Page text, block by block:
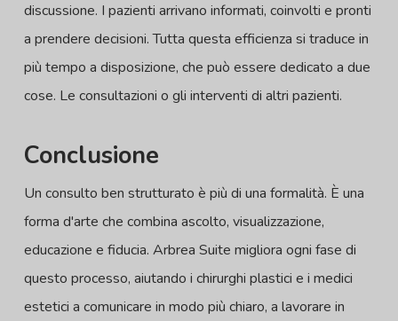
discussione. I pazienti arrivano informati, coinvolti e pronti
a prendere decisioni. Tutta questa efficienza si traduce in
più tempo a disposizione, che può essere dedicato a due
cose. Le consultazioni o gli interventi di altri pazienti.
Conclusione
Un consulto ben strutturato è più di una formalità. È una
forma d'arte che combina ascolto, visualizzazione,
educazione e fiducia. Arbrea Suite migliora ogni fase di
questo processo, aiutando i chirurghi plastici e i medici
estetici a comunicare in modo più chiaro, a lavorare in